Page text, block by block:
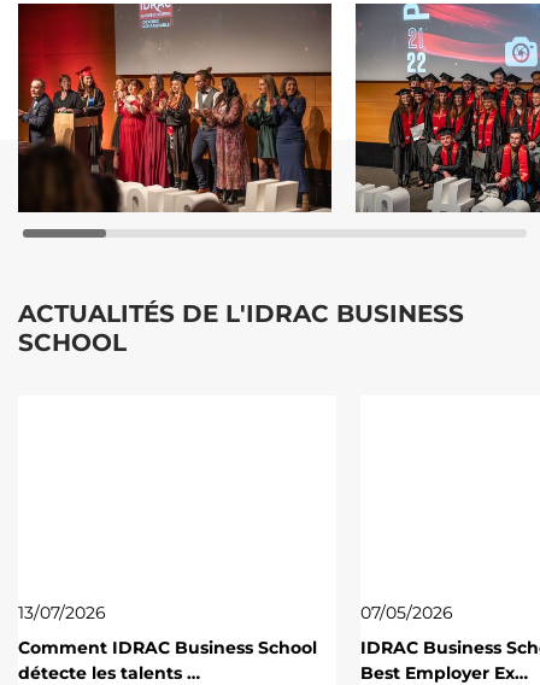
ACTUALITÉS DE L'IDRAC BUSINESS
SCHOOL
13/07/2026
Comment IDRAC Business School
détecte les talents …
07/05/2026
IDRAC Business
Best Employer Ex…